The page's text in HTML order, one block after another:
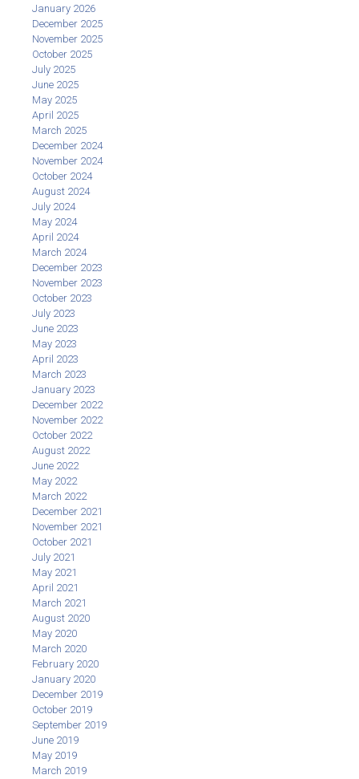
January 2026
December 2025
November 2025
October 2025
July 2025
June 2025
May 2025
April 2025
March 2025
December 2024
November 2024
October 2024
August 2024
July 2024
May 2024
April 2024
March 2024
December 2023
November 2023
October 2023
July 2023
June 2023
May 2023
April 2023
March 2023
January 2023
December 2022
November 2022
October 2022
August 2022
June 2022
May 2022
March 2022
December 2021
November 2021
October 2021
July 2021
May 2021
April 2021
March 2021
August 2020
May 2020
March 2020
February 2020
January 2020
December 2019
October 2019
September 2019
June 2019
May 2019
March 2019